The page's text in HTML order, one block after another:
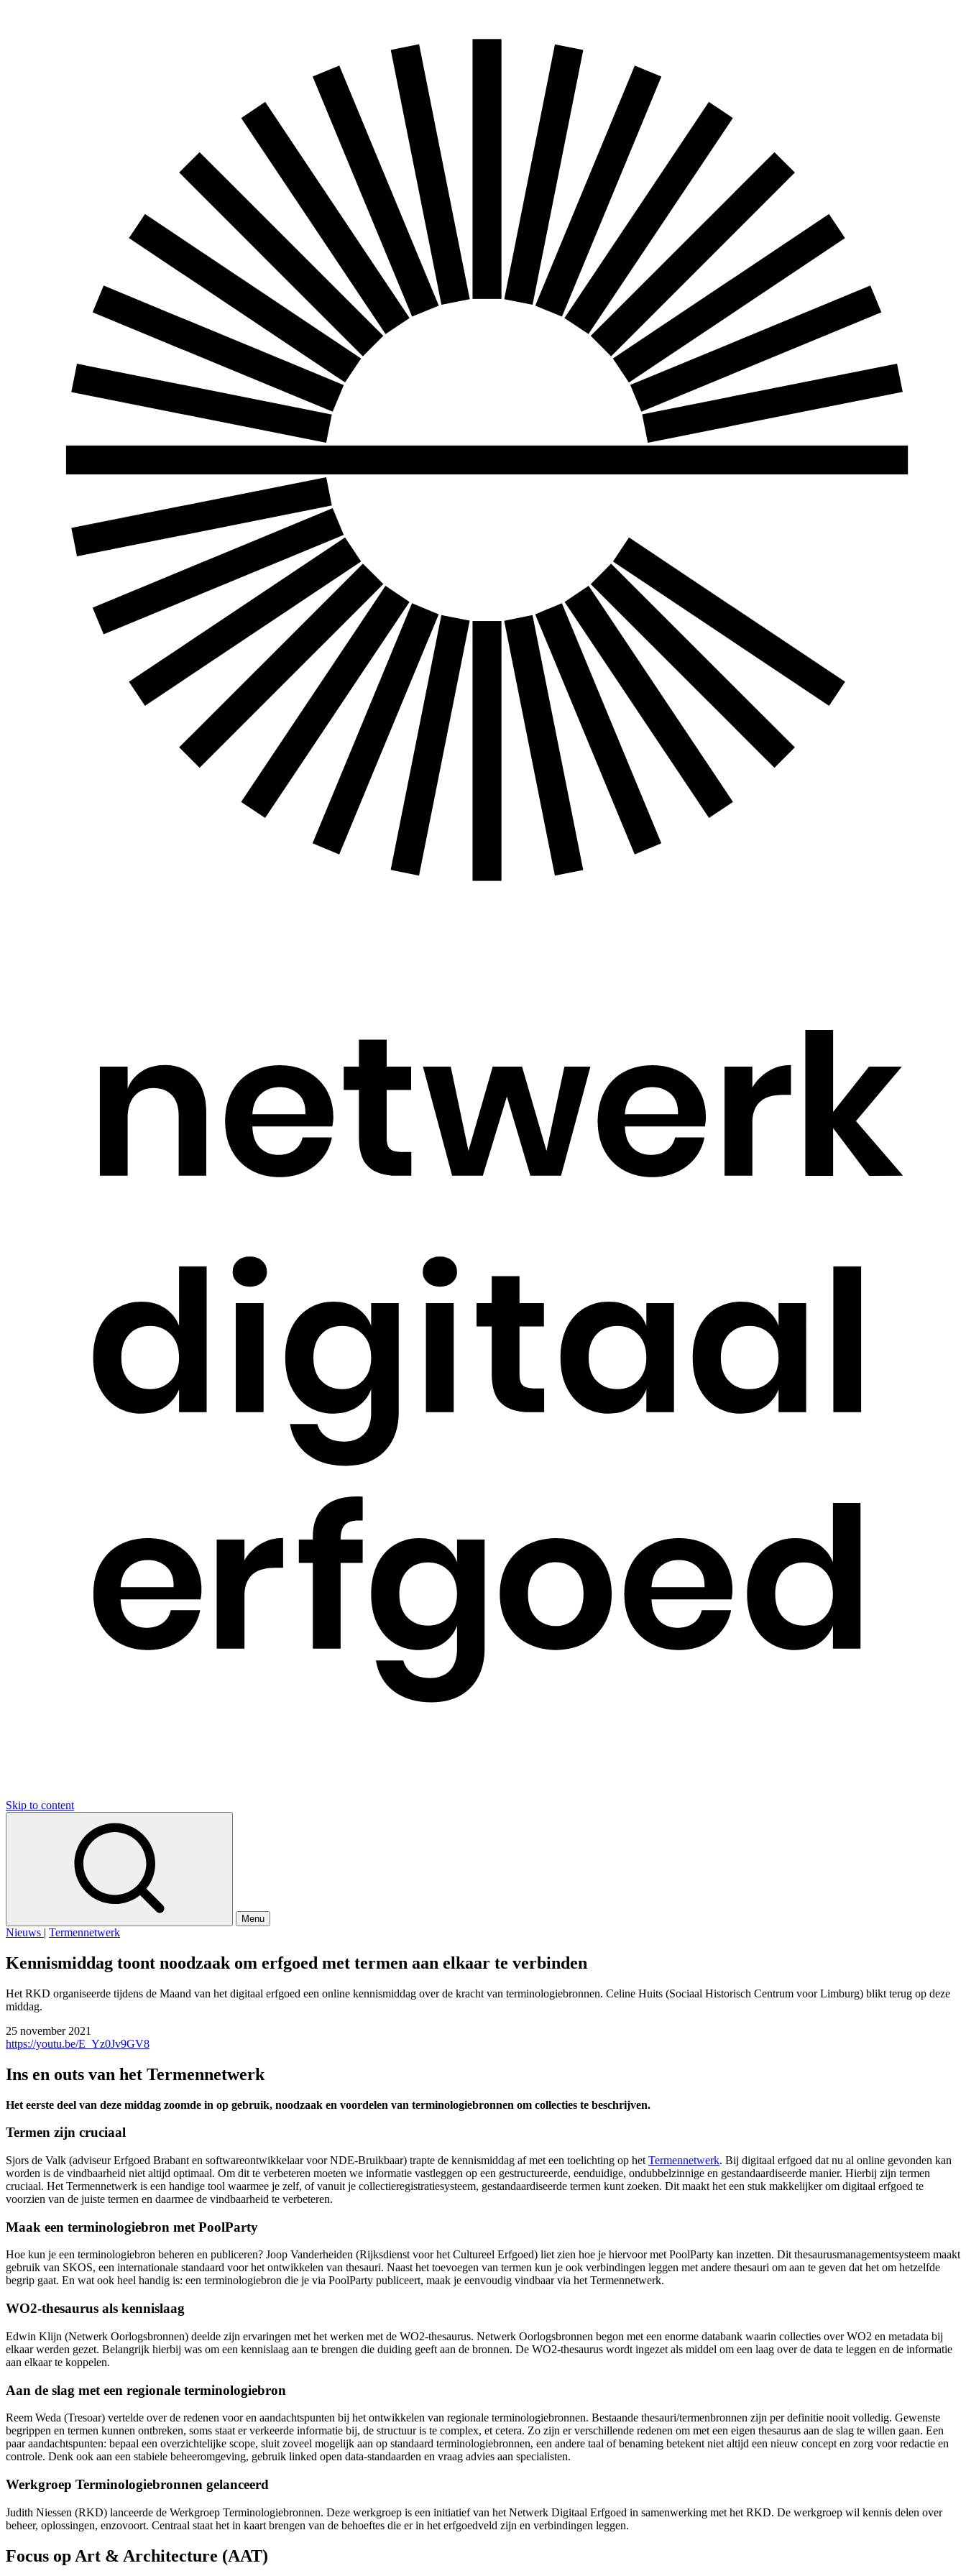
Skip to content
Menu
Nieuws | Termennetwerk
Kennismiddag toont noodzaak om erfgoed met termen aan elkaar te verbinden
Het RKD organiseerde tijdens de Maand van het digitaal erfgoed een online kennismiddag over de kracht van terminologiebronnen. Celine Huits (Sociaal Historisch Centrum voor Limburg) blikt terug op deze
middag.
25 november 2021
https://youtu.be/E_Yz0Jv9GV8
Ins en outs van het Termennetwerk
Het eerste deel van deze middag zoomde in op gebruik, noodzaak en voordelen van terminologiebronnen om collecties te beschrijven.
Termen zijn cruciaal
Sjors de Valk (adviseur Erfgoed Brabant en softwareontwikkelaar voor NDE-Bruikbaar) trapte de kennismiddag af met een toelichting op het Termennetwerk. Bij digitaal erfgoed dat nu al online gevonden kan
worden is de vindbaarheid niet altijd optimaal. Om dit te verbeteren moeten we informatie vastleggen op een gestructureerde, eenduidige, ondubbelzinnige en gestandaardiseerde manier. Hierbij zijn termen
cruciaal. Het Termennetwerk is een handige tool waarmee je zelf, of vanuit je collectieregistratiesysteem, gestandaardiseerde termen kunt zoeken. Dit maakt het een stuk makkelijker om digitaal erfgoed te
voorzien van de juiste termen en daarmee de vindbaarheid te verbeteren.
Maak een terminologiebron met PoolParty
Hoe kun je een terminologiebron beheren en publiceren? Joop Vanderheiden (Rijksdienst voor het Cultureel Erfgoed) liet zien hoe je hiervoor met PoolParty kan inzetten. Dit thesaurusmanagementsysteem maakt
gebruik van SKOS, een internationale standaard voor het ontwikkelen van thesauri. Naast het toevoegen van termen kun je ook verbindingen leggen met andere thesauri om aan te geven dat het om hetzelfde
begrip gaat. En wat ook heel handig is: een terminologiebron die je via PoolParty publiceert, maak je eenvoudig vindbaar via het Termennetwerk.
WO2-thesaurus als kennislaag
Edwin Klijn (Netwerk Oorlogsbronnen) deelde zijn ervaringen met het werken met de WO2-thesaurus. Netwerk Oorlogsbronnen begon met een enorme databank waarin collecties over WO2 en metadata bij
elkaar werden gezet. Belangrijk hierbij was om een kennislaag aan te brengen die duiding geeft aan de bronnen. De WO2-thesaurus wordt ingezet als middel om een laag over de data te leggen en de informatie
aan elkaar te koppelen.
Aan de slag met een regionale terminologiebron
Reem Weda (Tresoar) vertelde over de redenen voor en aandachtspunten bij het ontwikkelen van regionale terminologiebronnen. Bestaande thesauri/termenbronnen zijn per definitie nooit volledig. Gewenste
begrippen en termen kunnen ontbreken, soms staat er verkeerde informatie bij, de structuur is te complex, et cetera. Zo zijn er verschillende redenen om met een eigen thesaurus aan de slag te willen gaan. Een
paar aandachtspunten: bepaal een overzichtelijke scope, sluit zoveel mogelijk aan op standaard terminologiebronnen, een andere taal of benaming betekent niet altijd een nieuw concept en zorg voor redactie en
controle. Denk ook aan een stabiele beheeromgeving, gebruik linked open data-standaarden en vraag advies aan specialisten.
Werkgroep Terminologiebronnen gelanceerd
Judith Niessen (RKD) lanceerde de Werkgroep Terminologiebronnen. Deze werkgroep is een initiatief van het Netwerk Digitaal Erfgoed in samenwerking met het RKD. De werkgroep wil kennis delen over
beheer, oplossingen, enzovoort. Centraal staat het in kaart brengen van de behoeftes die er in het erfgoedveld zijn en verbindingen leggen.
Focus op Art & Architecture (AAT)